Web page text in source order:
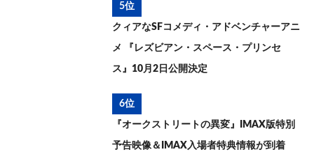
5位
クィアなSFコメディ・アドベンチャーアニ
メ 『レズビアン・スペース・プリンセ
ス』10月2日公開決定
6位
『オークストリートの異変』IMAX版特別
予告映像＆IMAX入場者特典情報が到着